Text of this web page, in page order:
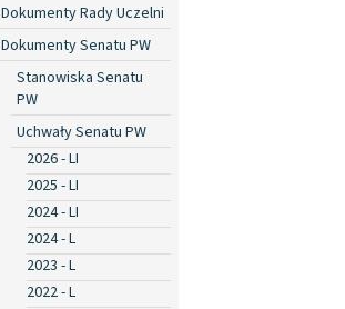
Dokumenty Rady Uczelni
Dokumenty Senatu PW
Stanowiska Senatu
PW
Uchwały Senatu PW
2026 - LI
2025 - LI
2024 - LI
2024 - L
2023 - L
2022 - L